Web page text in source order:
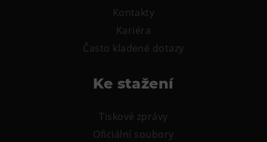
Kontakty
Kariéra
Často kladené dotazy
Ke stažení
Tiskové zprávy
Oficiální soubory